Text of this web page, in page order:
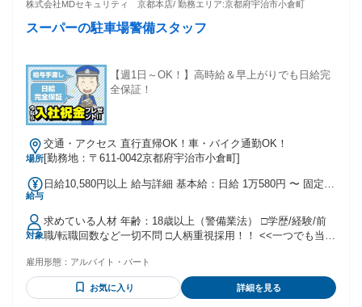
ん／50代／週1日（4日）勤務 ∟月収4万2320円+手当/交通費
全額
理・車両誘導・歩行者誘導のお仕事経験者 勤務地問わず警備
ん・ママさんが活躍中の職場をお探しの方 大量募集など何人
かとサポートしながら一緒に働きたい方 前職居酒屋、飲食店
スタッフなど人と関わる仕事をしていた方 施設警備員・駐車
場警備・常駐警備のお仕事経験がある方や、単発で稼げる仕
る／ 学校、観光地、工場、病院、福祉施設、 オフィスビル、
鉄道、ショッピングモール、 ホテル、駐車場、イベント会
警備 守衛、パトロール 年齢の条件と理由：あり（18歳以上
株式会社MDセキュリティ 京都本店/ 勤務エリア:京都府宇治市小倉町
スーパーの駐車場警備スタッフ
【週1日～OK！】高時給＆早上がりでも日給完
全保証！
場所
交通・アクセス 直行直帰OK！車・バイク通勤OK！
[勤務地：〒611-0042京都府宇治市小倉町]
給与
日給10,580円以上 給与詳細 基本給：日給 1万580円 〜 固定残
勤・家族手当金額：なし 全員に一律で支払われるその他手当
金額：なし 【無資格者の場合】 日給：10,580円〜スタート
【交通誘導2級所持者の場合】 日給：11,580円～ ∟持ってい
るだけで日給UP！ ☆各種手当について ∟残業手当／運転手
手渡し/週払いOK（規定あり） ☆ご入社お祝い金プレゼン
ト！ ∟30,000円（※30日勤務支給） ∟交通誘導2級所持者：
対象
求めている人材 年齢：18歳以上（警備業法） □学歴/経験/前
職/転職回数など一切不問 □人柄重視採用！！ <<一つでも当て
・ブランクのある方 ・中高年やミドル層シニア層の方 ・ハロ
ーワークでお仕事お探しの方 ・警備関連の資格をお持ちの方
・久しぶりの社会復帰の方 ・Wワーク・副業希望の方 ・新し
雇用形態： アルバイト・パート
お気に入り 詳細を見る